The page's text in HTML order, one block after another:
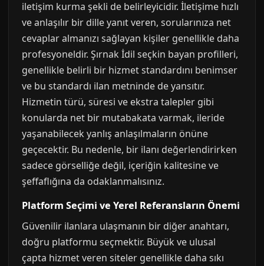
iletişim kurma şekli de belirleyicidir. İletişime hızlı
ve anlaşılır bir dille yanıt veren, sorularınıza net
cevaplar almanızı sağlayan kişiler genellikle daha
profesyoneldir. Şırnak İdil seçkin bayan profilleri,
genellikle belirli bir hizmet standardını benimser
ve bu standardı ilan metninde de yansıtır.
Hizmetin türü, süresi ve ekstra talepler gibi
konularda net bir mutabakata varmak, ileride
yaşanabilecek yanlış anlaşılmaların önüne
geçecektir. Bu nedenle, bir ilanı değerlendirirken
sadece görselliğe değil, içeriğin kalitesine ve
şeffaflığına da odaklanmalısınız.
Platform Seçimi ve Yerel Referansların Önemi
Güvenilir ilanlara ulaşmanın bir diğer anahtarı,
doğru platformu seçmektir. Büyük ve ulusal
çapta hizmet veren siteler genellikle daha sıkı